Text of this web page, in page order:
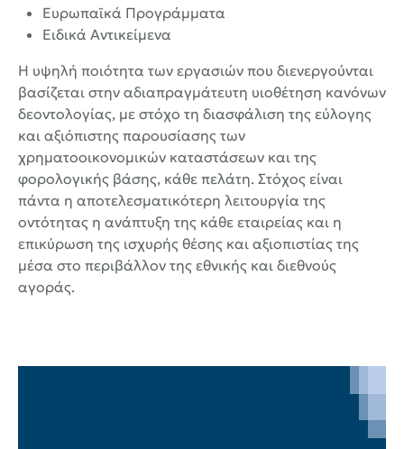
Ευρωπαϊκά Προγράμματα
Ειδικά Αντικείμενα
Η υψηλή ποιότητα των εργασιών που διενεργούνται
βασίζεται στην αδιαπραγμάτευτη υιοθέτηση κανόνων
δεοντολογίας, με στόχο τη διασφάλιση της εύλογης
και αξιόπιστης παρουσίασης των
χρηματοοικονομικών καταστάσεων και της
φορολογικής βάσης, κάθε πελάτη. Στόχος είναι
πάντα η αποτελεσματικότερη λειτουργία της
οντότητας η ανάπτυξη της κάθε εταιρείας και η
επικύρωση της ισχυρής θέσης και αξιοπιστίας της
μέσα στο περιβάλλον της εθνικής και διεθνούς
αγοράς.